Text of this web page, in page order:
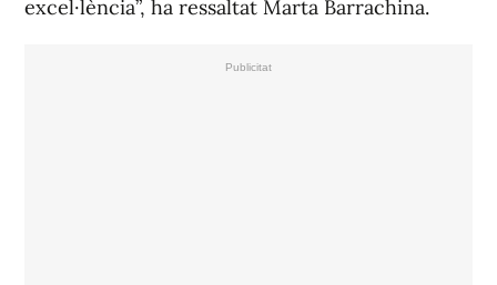
excel·lència”, ha ressaltat Marta Barrachina.